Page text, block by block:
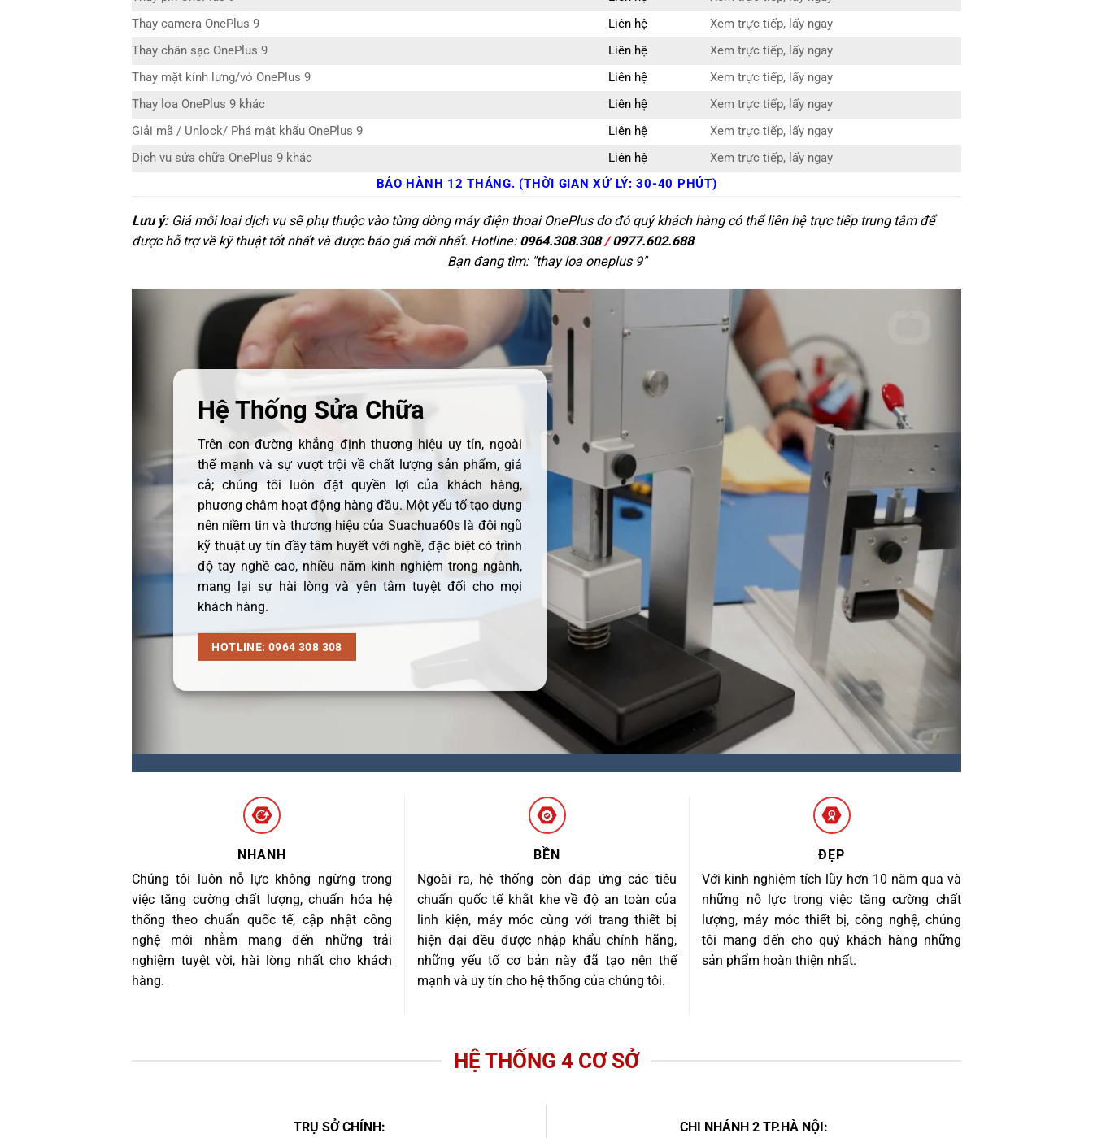
Thay camera OnePlus 9
Liên hệ
Xem trực tiếp, lấy ngay
Thay chân sạc OnePlus 9
Liên hệ
Xem trực tiếp, lấy ngay
Thay mặt kính lưng/vỏ OnePlus 9
Liên hệ
Xem trực tiếp, lấy ngay
Thay loa OnePlus 9 khác
Liên hệ
Xem trực tiếp, lấy ngay
Giải mã / Unlock/ Phá mật khẩu OnePlus 9
Liên hệ
Xem trực tiếp, lấy ngay
Dịch vụ sửa chữa OnePlus 9 khác
Liên hệ
Xem trực tiếp, lấy ngay
BẢO HÀNH 12 THÁNG. (THỜI GIAN XỬ LÝ: 30-40 PHÚT)
Lưu ý:Giá mỗi loại dịch vụ sẽ phụ thuộc vào từng dòng máy điện thoại OnePlus do đó quý khách hàng có thể liên hệ trực tiếp trung tâm để
được hỗ trợ về kỹ thuật tốt nhất và được báo giá mới nhất. Hotline: 0964.308.308/0977.602.688
Bạn đang tìm: "thay loa oneplus 9"
Hệ Thống Sửa Chữa
Trên con đường khẳng định thương hiệu uy tín, ngoài
thế mạnh và sự vượt trội về chất lượng sản phẩm, giá
cả; chúng tôi luôn đặt quyền lợi của khách hàng,
phương châm hoạt động hàng đầu. Một yếu tố tạo dựng
nên niềm tin và thương hiệu của Suachua60s là đội ngũ
kỹ thuật uy tín đầy tâm huyết với nghề, đặc biệt có trình
độ tay nghề cao, nhiều năm kinh nghiệm trong ngành,
mang lại sự hài lòng và yên tâm tuyệt đối cho mọi
khách hàng.
HOTLINE: 0964 308 308
NHANH
Chúng tôi luôn nỗ lực không ngừng trong
việc tăng cường chất lượng, chuẩn hóa hệ
thống theo chuẩn quốc tế, cập nhật công
nghệ mới nhằm mang đến những trải
nghiệm tuyệt vời, hài lòng nhất cho khách
hàng.
BỀN
Ngoài ra, hệ thống còn đáp ứng các tiêu
chuẩn quốc tế khắt khe về độ an toàn của
linh kiện, máy móc cùng với trang thiết bị
hiện đại đều được nhập khẩu chính hãng,
những yếu tố cơ bản này đã tạo nên thế
mạnh và uy tín cho hệ thống của chúng tôi.
ĐẸP
Với kinh nghiệm tích lũy hơn 10 năm qua và
những nỗ lực trong việc tăng cường chất
lượng, máy móc thiết bị, công nghệ, chúng
tôi mang đến cho quý khách hàng những
sản phẩm hoàn thiện nhất.
HỆ THỐNG 4 CƠ SỞ
TRỤ SỞ CHÍNH: CHI NHÁNH 2 TP.HÀ NỘI: